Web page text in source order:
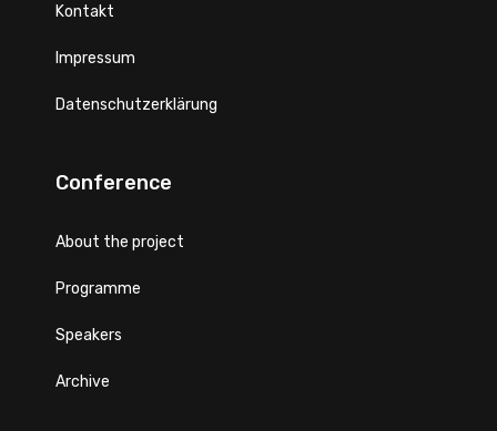
Kontakt
Impressum
Datenschutzerklärung
Conference
About the project
Programme
Speakers
Archive